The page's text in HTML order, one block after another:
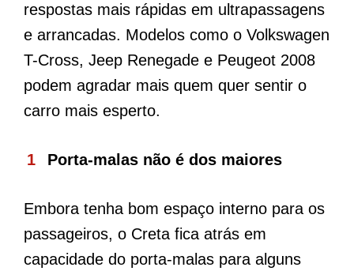
respostas mais rápidas em ultrapassagens
e arrancadas. Modelos como o Volkswagen
T-Cross, Jeep Renegade e Peugeot 2008
podem agradar mais quem quer sentir o
carro mais esperto.
Porta-malas não é dos maiores
Embora tenha bom espaço interno para os
passageiros, o Creta fica atrás em
capacidade do porta-malas para alguns